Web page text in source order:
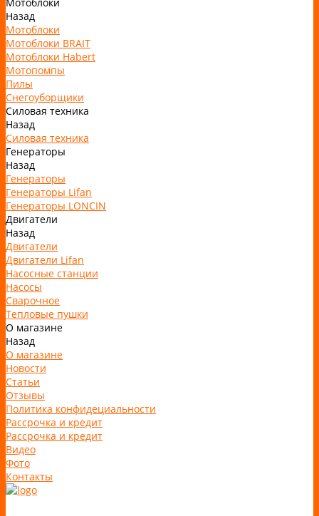
Назад
Мотоблоки
Мотоблоки BRAIT
Мотоблоки Habert
Мотопомпы
Пилы
Снегоуборщики
Силовая техника
Назад
Силовая техника
Генераторы
Назад
Генераторы
Генераторы Lifan
Генераторы LONCIN
Двигатели
Назад
Двигатели
Двигатели Lifan
Насосные станции
Насосы
Сварочное
Тепловые пушки
О магазине
Назад
О магазине
Новости
Статьи
Отзывы
Политика конфидециальности
Рассрочка и кредит
Рассрочка и кредит
Видео
Фото
Контакты